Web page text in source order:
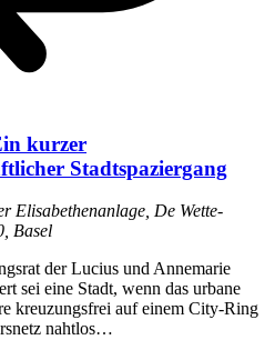
kurzer
Stadtspaziergang
Elisabethenanlage, De Wette-
Basel
der Lucius und Annemarie
sei eine Stadt, wenn das urbane
kreuzungsfrei auf einem City-Ring
nahtlos…